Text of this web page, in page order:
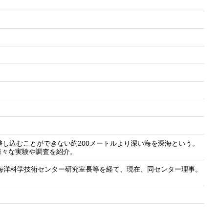
込むことができない約200メートルより深い海を深海という。
な実験や調査を紹介。
科学技術センター研究室長等を経て、現在、同センター理事。